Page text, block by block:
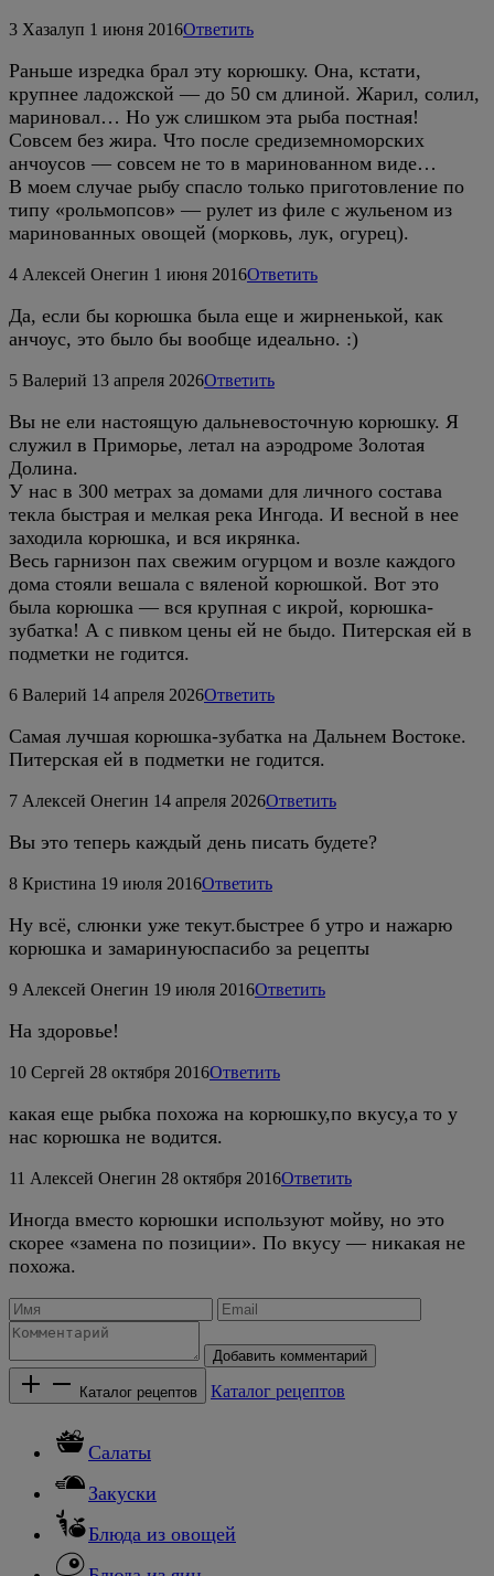
3 Хазалуп 1 июня 2016Ответить
Раньше изредка брал эту корюшку. Она, кстати,
крупнее ладожской — до 50 см длиной. Жарил, солил,
мариновал… Но уж слишком эта рыба постная!
Совсем без жира. Что после средиземноморских
анчоусов — совсем не то в маринованном виде…
В моем случае рыбу спасло только приготовление по
типу «рольмопсов» — рулет из филе с жульеном из
маринованных овощей (морковь, лук, огурец).
4 Алексей Онегин 1 июня 2016Ответить
Да, если бы корюшка была еще и жирненькой, как
анчоус, это было бы вообще идеально. :)
5 Валерий 13 апреля 2026Ответить
Вы не ели настоящую дальневосточную корюшку. Я
служил в Приморье, летал на аэродроме Золотая
Долина.
У нас в 300 метрах за домами для личного состава
текла быстрая и мелкая река Ингода. И весной в нее
заходила корюшка, и вся икрянка.
Весь гарнизон пах свежим огурцом и возле каждого
дома стояли вешала с вяленой корюшкой. Вот это
была корюшка — вся крупная с икрой, корюшка-
зубатка! А с пивком цены ей не быдо. Питерская ей в
подметки не годится.
6 Валерий 14 апреля 2026Ответить
Самая лучшая корюшка-зубатка на Дальнем Востоке.
Питерская ей в подметки не годится.
7 Алексей Онегин 14 апреля 2026Ответить
Вы это теперь каждый день писать будете?
8 Кристина 19 июля 2016Ответить
Ну всё, слюнки уже текут.быстрее б утро и нажарю
корюшка и замаринуюспасибо за рецепты
9 Алексей Онегин 19 июля 2016Ответить
На здоровье!
10 Сергей 28 октября 2016Ответить
какая еще рыбка похожа на корюшку,по вкусу,а то у
нас корюшка не водится.
11 Алексей Онегин 28 октября 2016Ответить
Иногда вместо корюшки используют мойву, но это
скорее «замена по позиции». По вкусу — никакая не
похожа.
Добавить комментарий
Каталог рецептов Каталог рецептов
Салаты
Закуски
Блюда из овощей